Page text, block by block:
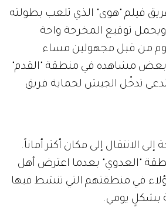
فيلم "هوى" الذي تلعب بطولته
ويحمل توقيع المخرجة واحة
من قبل مجهولين مساء
بعض مشاهده في منطقة "القدم"
تدخّل الجيش لحماية فريق
الانتقال إلى مكان أكثر أماناً.
"العدوي" بعدما اعترض أهل
في منطقتهم التي تنشط فيها
بشكلٍ يومي.